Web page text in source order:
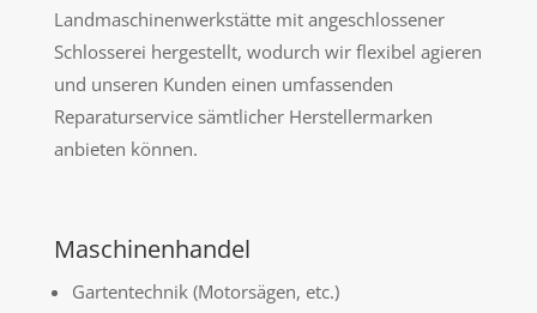
Landmaschinenwerkstätte mit angeschlossener
Schlosserei hergestellt, wodurch wir flexibel agieren
und unseren Kunden einen umfassenden
Reparaturservice sämtlicher Herstellermarken
anbieten können.
Maschinenhandel
Gartentechnik (Motorsägen, etc.)